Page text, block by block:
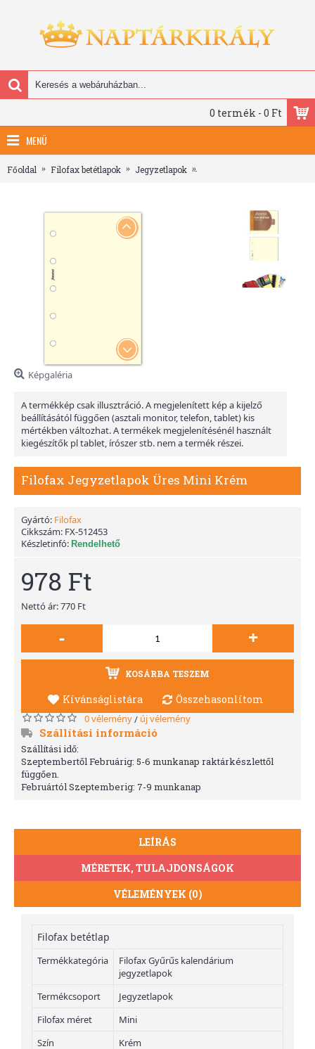
0 termék - 0 Ft
MENÜ
Főoldal Filofax betétlapok Jegyzetlapok
Képgaléria
A termékkép csak illusztráció. A megjelenített kép a kijelző
beállításától függően (asztali monitor, telefon, tablet) kis
mértékben változhat. A termékek megjelenítésénél használt
kiegészítők pl tablet, írószer stb. nem a termék részei.
Filofax Jegyzetlapok Üres Mini Krém
Gyártó: Filofax
Cikkszám: FX-512453
Készletinfó: Rendelhető
978 Ft
Nettó ár: 770 Ft
- +
KOSÁRBA TESZEM
Kívánságlistára Összehasonlítom
0 vélemény/ új vélemény
Szállítási információ
Szállítási idő:
Szeptembertől Februárig: 5-6 munkanap raktárkészlettől
függően.
Februártól Szeptemberig: 7-9 munkanap
LEÍRÁS
MÉRETEK, TULAJDONSÁGOK
VÉLEMÉNYEK (0)
Filofax betétlap
Termékkategória
Filofax Gyűrűs kalendárium
jegyzetlapok
Termékcsoport
Jegyzetlapok
Filofax méret
Mini
Szín
Krém